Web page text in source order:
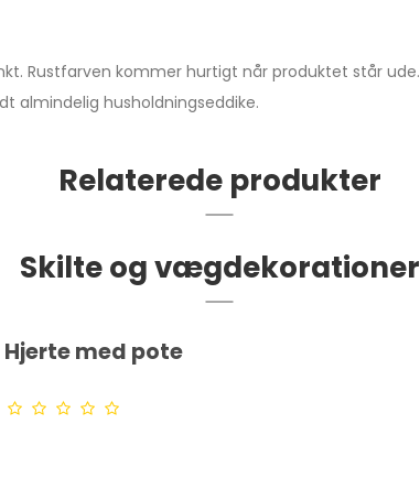
Rustfarven kommer hurtigt når produktet står ude.
almindelig husholdningseddike.
Relaterede produkter
Skilte og vægdekorationer
Hjerte med pote